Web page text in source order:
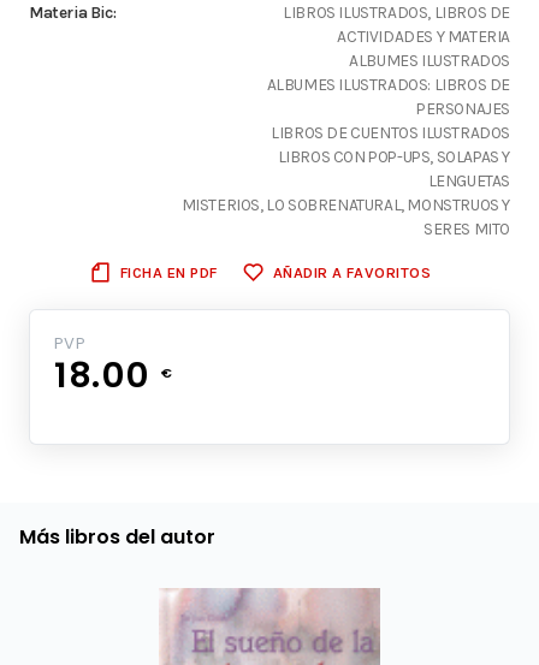
Materia Bic:
LIBROS ILUSTRADOS, LIBROS DE
ACTIVIDADES Y MATERIA
ALBUMES ILUSTRADOS
ALBUMES ILUSTRADOS: LIBROS DE
PERSONAJES
LIBROS DE CUENTOS ILUSTRADOS
LIBROS CON POP-UPS, SOLAPAS Y
LENGUETAS
MISTERIOS, LO SOBRENATURAL, MONSTRUOS Y
SERES MITO
FICHA EN PDF AÑADIR A FAVORITOS
PVP
18.00 €
Más libros del autor